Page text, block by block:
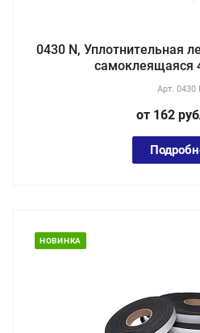
0430 N, Уплотнительная
самоклеящаяся
Арт. 0430
от 162 руб
НОВИНКА